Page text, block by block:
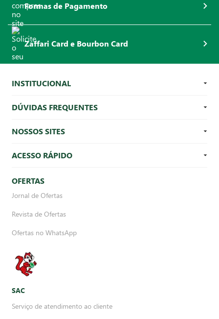
Formas de Pagamento
Zaffari Card e Bourbon Card
INSTITUCIONAL
DÚVIDAS FREQUENTES
NOSSOS SITES
ACESSO RÁPIDO
OFERTAS
Jornal de Ofertas
Revista de Ofertas
Ofertas no WhatsApp
SAC
Serviço de atendimento ao cliente